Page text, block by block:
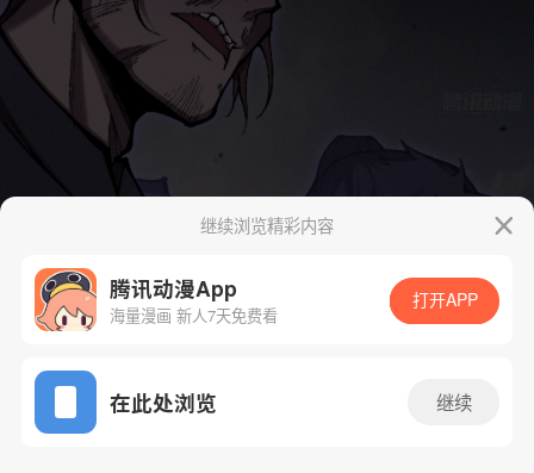
App免费看
继续浏览精彩内容
腾讯动漫App
海量漫画 新人7天免费看
打开APP
在此处浏览 继续